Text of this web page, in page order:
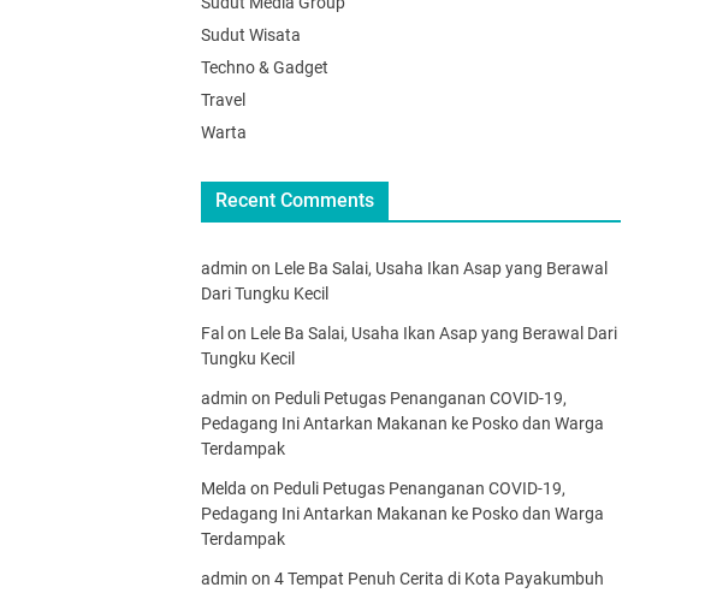
Sudut Wisata
Techno & Gadget
Travel
Warta
Recent Comments
admin on Lele Ba Salai, Usaha Ikan Asap yang Berawal
Dari Tungku Kecil
Fal on Lele Ba Salai, Usaha Ikan Asap yang Berawal Dari
Tungku Kecil
admin on Peduli Petugas Penanganan COVID-19,
Pedagang Ini Antarkan Makanan ke Posko dan Warga
Terdampak
Melda on Peduli Petugas Penanganan COVID-19,
Pedagang Ini Antarkan Makanan ke Posko dan Warga
Terdampak
admin on 4 Tempat Penuh Cerita di Kota Payakumbuh